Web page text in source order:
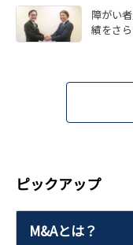
障がい
績をさ
ピックアップ
M&Aとは？